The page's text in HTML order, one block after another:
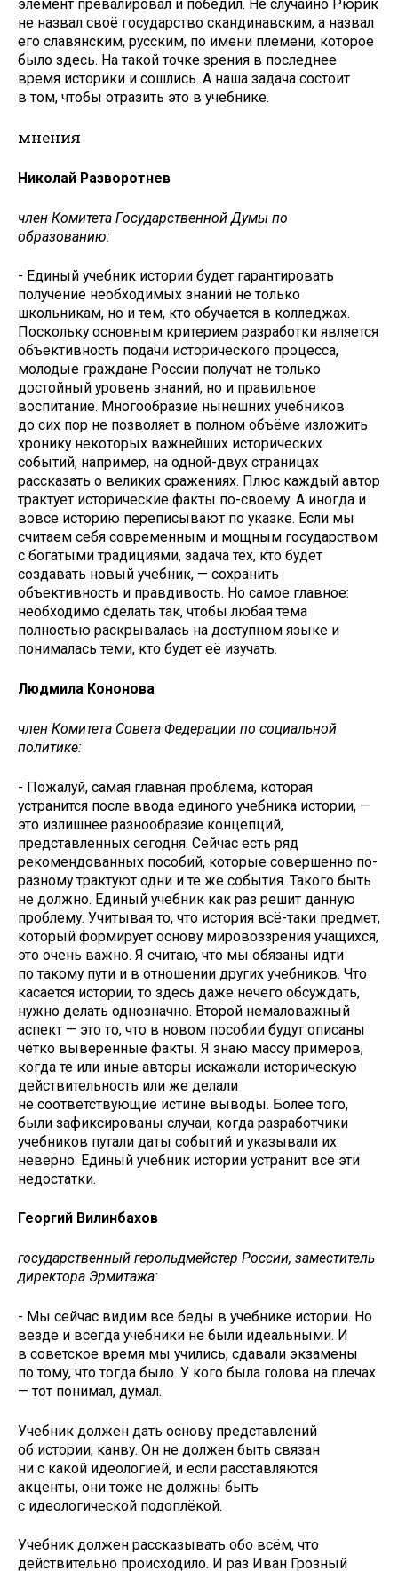
элемент превалировал и победил. Не случайно Рюрик
не назвал своё государство скандинавским, а назвал
его славянским, русским, по имени племени, которое
было здесь. На такой точке зрения в последнее
время историки и сошлись. А наша задача состоит
в том, чтобы отразить это в учебнике.
мнения
Николай Разворотнев
член Комитета Государственной Думы по
образованию:
- Единый учебник истории будет гарантировать
получение необходимых знаний не только
школьникам, но и тем, кто обучается в колледжах.
Поскольку основным критерием разработки является
объективность подачи исторического процесса,
молодые граждане России получат не только
достойный уровень знаний, но и правильное
воспитание. Многообразие нынешних учебников
до сих пор не позволяет в полном объёме изложить
хронику некоторых важнейших исторических
событий, например, на одной-двух страницах
рассказать о великих сражениях. Плюс каждый автор
трактует исторические факты по-своему. А иногда и
вовсе историю переписывают по указке. Если мы
считаем себя современным и мощным государством
с богатыми традициями, задача тех, кто будет
создавать новый учебник, — сохранить
объективность и правдивость. Но самое главное:
необходимо сделать так, чтобы любая тема
полностью раскрывалась на доступном языке и
понималась теми, кто будет её изучать.
Людмила Кононова
член Комитета Совета Федерации по социальной
политике:
- Пожалуй, самая главная проблема, которая
устранится после ввода единого учебника истории, —
это излишнее разнообразие концепций,
представленных сегодня. Сейчас есть ряд
рекомендованных пособий, которые совершенно по-
разному трактуют одни и те же события. Такого быть
не должно. Единый учебник как раз решит данную
проблему. Учитывая то, что история всё-таки предмет,
который формирует основу мировоззрения учащихся,
это очень важно. Я считаю, что мы обязаны идти
по такому пути и в отношении других учебников. Что
касается истории, то здесь даже нечего обсуждать,
нужно делать однозначно. Второй немаловажный
аспект — это то, что в новом пособии будут описаны
чётко выверенные факты. Я знаю массу примеров,
когда те или иные авторы искажали историческую
действительность или же делали
не соответствующие истине выводы. Более того,
были зафиксированы случаи, когда разработчики
учебников путали даты событий и указывали их
неверно. Единый учебник истории устранит все эти
недостатки.
Георгий Вилинбахов
государственный герольдмейстер России, заместитель
директора Эрмитажа:
- Мы сейчас видим все беды в учебнике истории. Но
везде и всегда учебники не были идеальными. И
в советское время мы учились, сдавали экзамены
по тому, что тогда было. У кого была голова на плечах
— тот понимал, думал.
Учебник должен дать основу представлений
об истории, канву. Он не должен быть связан
ни с какой идеологией, и если расставляются
акценты, они тоже не должны быть
с идеологической подоплёкой.
Учебник должен рассказывать обо всём, что
действительно происходило. И раз Иван Грозный